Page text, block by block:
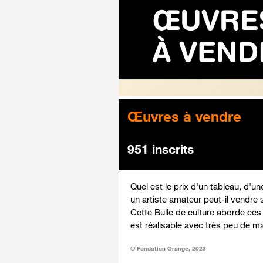
Œuvres à vendre
951 inscrits
Quel est le prix d'un tableau,
un artiste amateur peut-il vendre
Cette Bulle de culture aborde
est réalisable avec très peu de
© Fondation Orange, 2023